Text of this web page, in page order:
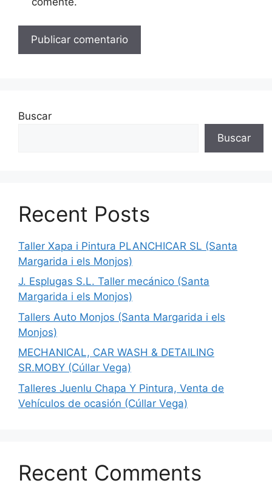
Buscar
Buscar
Recent Posts
Taller Xapa i Pintura PLANCHICAR SL (Santa
Margarida i els Monjos)
J. Esplugas S.L. Taller mecánico (Santa
Margarida i els Monjos)
Tallers Auto Monjos (Santa Margarida i els
Monjos)
MECHANICAL, CAR WASH & DETAILING
SR.MOBY (Cúllar Vega)
Talleres Juenlu Chapa Y Pintura, Venta de
Vehículos de ocasión (Cúllar Vega)
Recent Comments